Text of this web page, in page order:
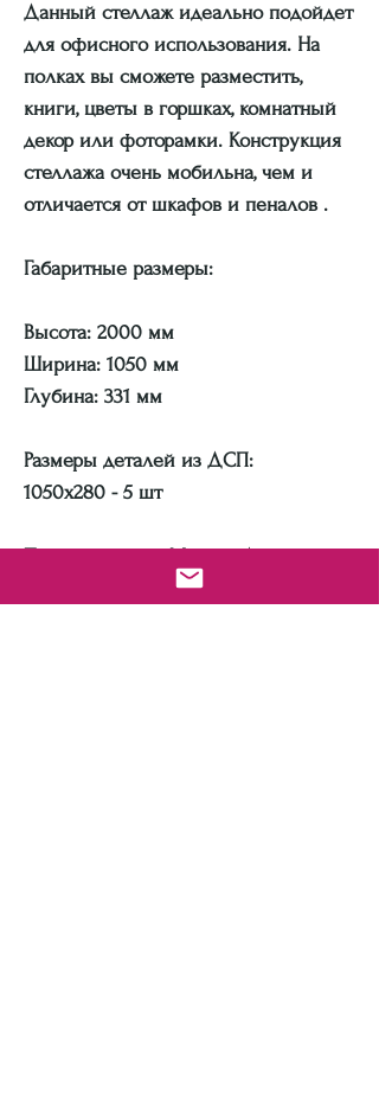
Данный стеллаж идеально подойдет
для офисного использования. На
полках вы сможете разместить,
книги, цветы в горшках, комнатный
декор или фоторамки. Конструкция
стеллажа очень мобильна, чем и
отличается от шкафов и пеналов .
Габаритные размеры:
Высота: 2000 мм
Ширина: 1050 мм
Глубина: 331 мм
Размеры деталей из ДСП:
1050х280 - 5 шт
Производитель: Металл-Дизайн